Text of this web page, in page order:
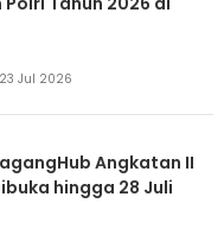
23 Jul 2026
Angkatan II
hingga 28 Juli